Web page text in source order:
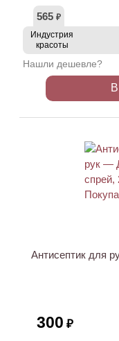
565 ₽
Индустрия
красоты
Нашли дешевле?
Антисептик для
300 ₽